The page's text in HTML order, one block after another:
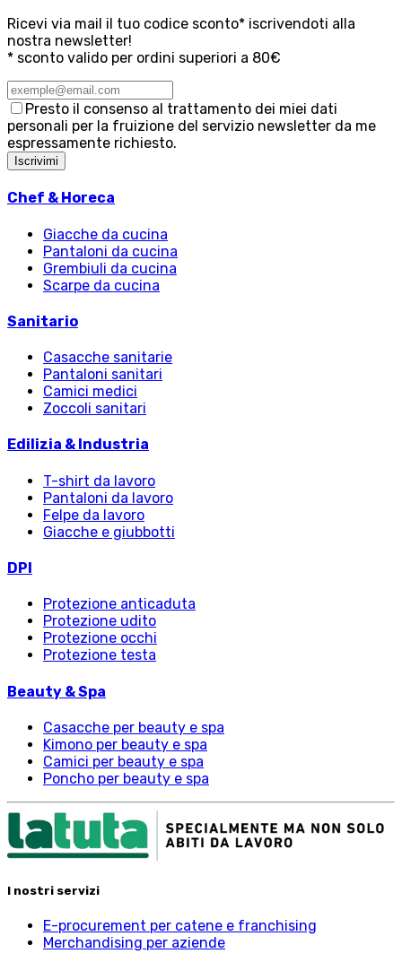
Ricevi via mail il tuo codice sconto* iscrivendoti alla
nostra newsletter!
* sconto valido per ordini superiori a 80€
Presto il consenso al trattamento dei miei dati
personali per la fruizione del servizio newsletter da me
espressamente richiesto.
Iscrivimi
Chef & Horeca
Giacche da cucina
Pantaloni da cucina
Grembiuli da cucina
Scarpe da cucina
Sanitario
Casacche sanitarie
Pantaloni sanitari
Camici medici
Zoccoli sanitari
Edilizia & Industria
T-shirt da lavoro
Pantaloni da lavoro
Felpe da lavoro
Giacche e giubbotti
DPI
Protezione anticaduta
Protezione udito
Protezione occhi
Protezione testa
Beauty & Spa
Casacche per beauty e spa
Kimono per beauty e spa
Camici per beauty e spa
Poncho per beauty e spa
I nostri servizi
E-procurement per catene e franchising
Merchandising per aziende